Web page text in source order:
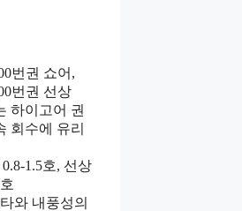
번권 쇼어,
번권 선상
하이고어 권
회수에 유리
1.5호, 선상
와 내풍성의